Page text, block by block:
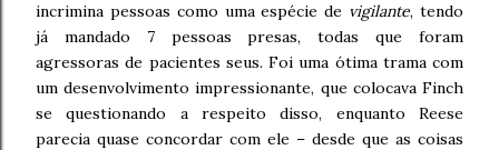
incrimina pessoas como uma espécie de vigilante, tendo
já mandado 7 pessoas presas, todas que foram
agressoras de pacientes seus. Foi uma ótima trama com
um desenvolvimento impressionante, que colocava Finch
se questionando a respeito disso, enquanto Reese
parecia quase concordar com ele – desde que as coisas